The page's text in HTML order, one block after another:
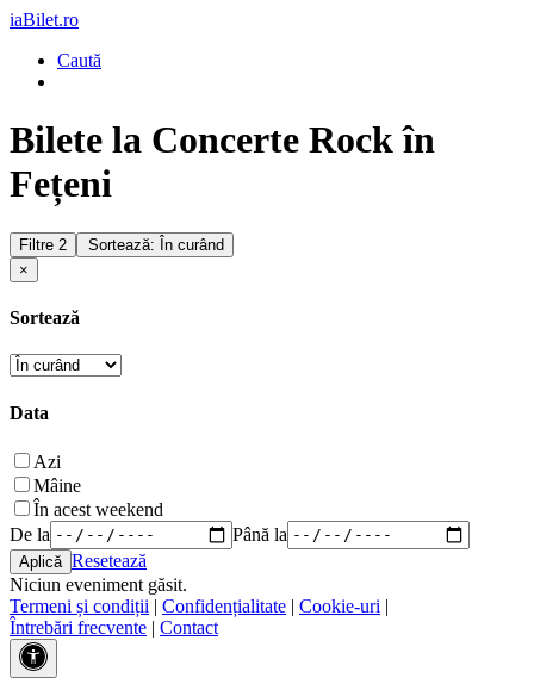
iaBilet.ro
Caută
Bilete la Concerte Rock în
Fețeni
Filtre 2
Sortează: În curând
×
Sortează
Data
Azi
Mâine
În acest weekend
De la
Până la
Resetează
Niciun eveniment găsit.
Termeni și condiții | Confidențialitate | Cookie-uri |
Întrebări frecvente | Contact